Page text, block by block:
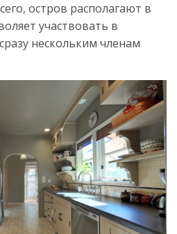
остров располагают в
участвовать в
нескольким членам